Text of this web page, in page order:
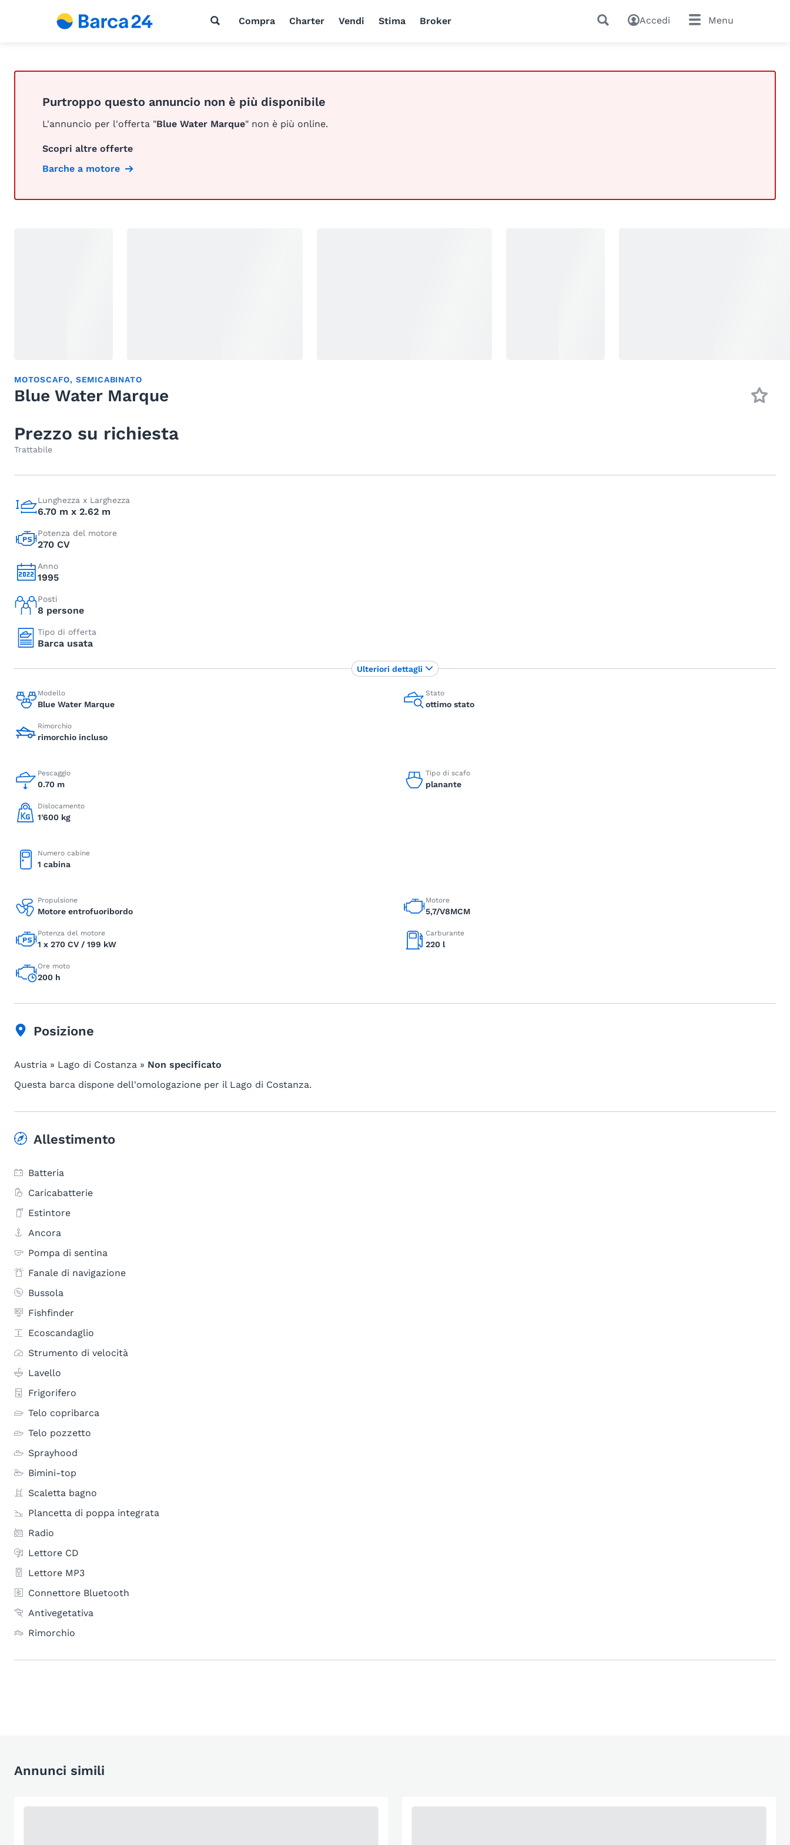
Compra Charter Vendi Stima Broker Accedi Menu
Purtroppo questo annuncio non è più disponibile
L'annuncio per l'offerta "Blue Water Marque" non è più online.
Scopri altre offerte
Barche a motore
MOTOSCAFO, SEMICABINATO
Blue Water Marque
Prezzo su richiesta
Trattabile
Lunghezza x Larghezza
6.70 m x 2.62 m
Potenza del motore
270 CV
Anno
1995
Posti
8 persone
Tipo di offerta
Barca usata
Modello
Blue Water Marque
Stato
ottimo stato
Rimorchio
rimorchio incluso
Pescaggio
0.70 m
Tipo di scafo
planante
Dislocamento
1'600 kg
Numero cabine
1 cabina
Propulsione
Motore entrofuoribordo
Motore
5,7/V8MCM
Potenza del motore
1 x 270 CV / 199 kW
Carburante
220 l
Ore moto
200 h
Ulteriori dettagli
Posizione
Austria » Lago di Costanza » Non specificato
Questa barca dispone dell'omologazione per il Lago di Costanza.
Allestimento
Batteria
Caricabatterie
Estintore
Ancora
Pompa di sentina
Fanale di navigazione
Bussola
Fishfinder
Ecoscandaglio
Strumento di velocità
Lavello
Frigorifero
Telo copribarca
Telo pozzetto
Sprayhood
Bimini-top
Scaletta bagno
Plancetta di poppa integrata
Radio
Lettore CD
Lettore MP3
Connettore Bluetooth
Antivegetativa
Rimorchio
Annunci simili